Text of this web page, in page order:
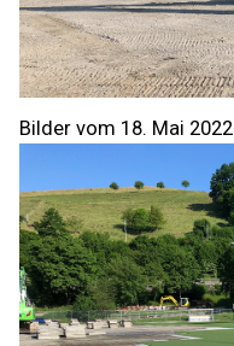
Bilder vom 18. Mai 2022